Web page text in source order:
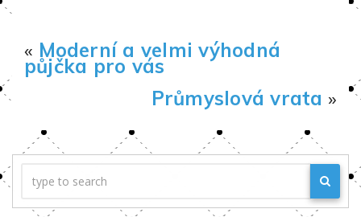
« Moderní a velmi výhodná
půjčka pro vás
Průmyslová vrata »